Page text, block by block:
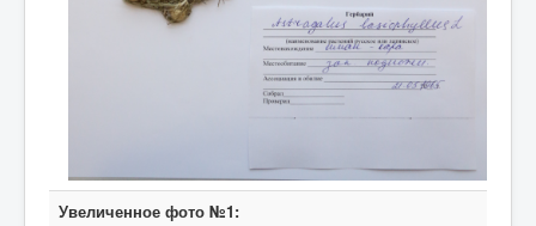
Увеличенное фото №1: